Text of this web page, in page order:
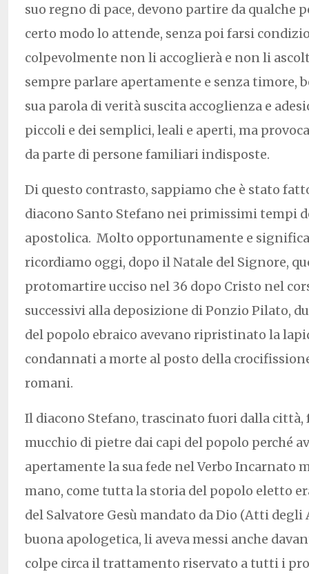
suo regno di pace, devono partire da qualche
certo modo lo attende, senza poi farsi
colpevolmente non li accoglierà e non li
sempre parlare apertamente e senza timore,
sua parola di verità suscita accoglienza e
piccoli e dei semplici, leali e aperti, ma
da parte di persone familiari indisposte.
Di questo contrasto, sappiamo che è stato
diacono Santo Stefano nei primissimi tempi
apostolica. Molto opportunamente e
ricordiamo oggi, dopo il Natale del Signore,
protomartire ucciso nel 36 dopo Cristo nel
successivi alla deposizione di Ponzio Pilato,
del popolo ebraico avevano ripristinato la
condannati a morte al posto della
romani.
Il diacono Stefano, trascinato fuori dalla
mucchio di pietre dai capi del popolo perché
apertamente la sua fede nel Verbo Incarnato
mano, come tutta la storia del popolo eletto
del Salvatore Gesù mandato da Dio (Atti degli
buona apologetica, li aveva messi anche
colpe circa il trattamento riservato a tutti i